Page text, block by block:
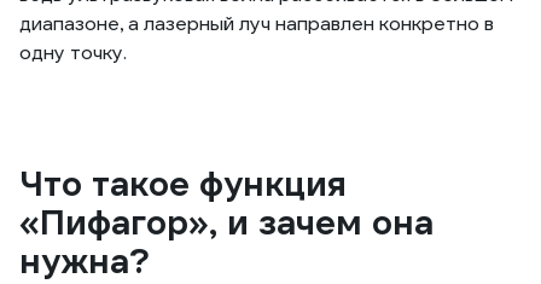
диапазоне, а лазерный луч направлен конкретно в
одну точку.
Что такое функция
«Пифагор», и зачем она
нужна?